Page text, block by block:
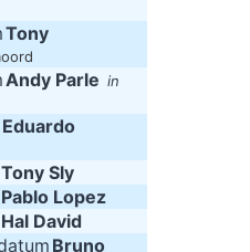
Tony
Andy Parle in
Eduardo
Tony Sly
Pablo Lopez
Hal David
Bruno